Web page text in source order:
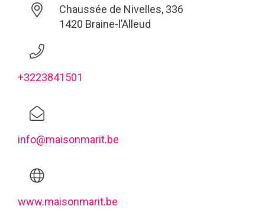
Chaussée de Nivelles, 336
1420 Braine-l’Alleud
+3223841501
info@maisonmarit.be
www.maisonmarit.be